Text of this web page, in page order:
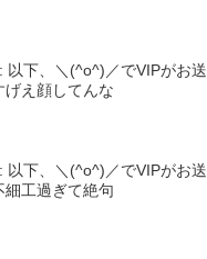
以下、＼(^o^)／でVIPがお
げえ顔してんな
以下、＼(^o^)／でVIPがお
細工過ぎて絶句